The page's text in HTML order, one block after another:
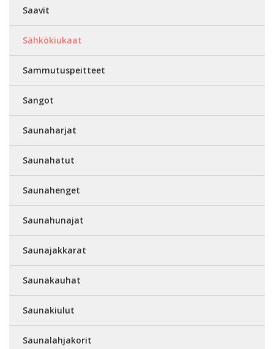
Saavit
Sähkökiukaat
Sammutuspeitteet
Sangot
Saunaharjat
Saunahatut
Saunahenget
Saunahunajat
Saunajakkarat
Saunakauhat
Saunakiulut
Saunalahjakorit